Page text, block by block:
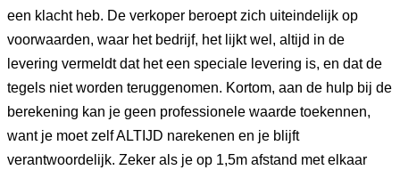
een klacht heb. De verkoper beroept zich uiteindelijk op
voorwaarden, waar het bedrijf, het lijkt wel, altijd in de
levering vermeldt dat het een speciale levering is, en dat de
tegels niet worden teruggenomen. Kortom, aan de hulp bij de
berekening kan je geen professionele waarde toekennen,
want je moet zelf ALTIJD narekenen en je blijft
verantwoordelijk. Zeker als je op 1,5m afstand met elkaar